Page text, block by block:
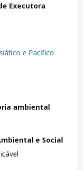
Executora
e Pacífico
ambiental
e Social